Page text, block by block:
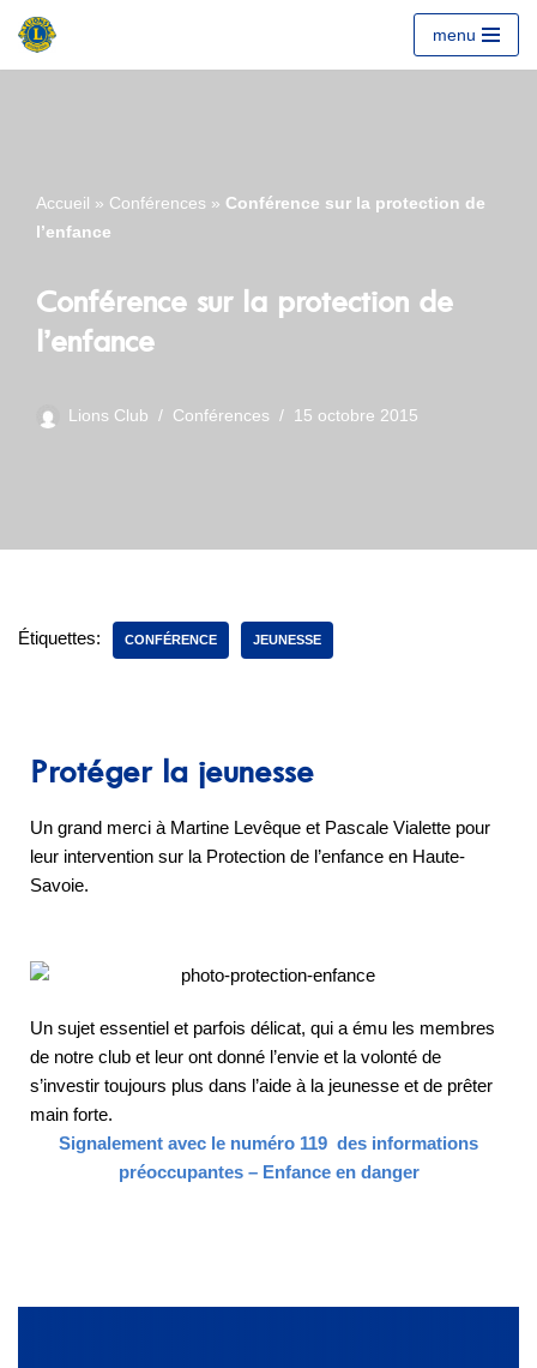
menu
Accueil » Conférences » Conférence sur la protection de
l’enfance
Conférence sur la protection de
l’enfance
Lions Club Conférences 15 octobre 2015
Étiquettes: CONFÉRENCE JEUNESSE
Protéger la jeunesse
Un grand merci à Martine Levêque et Pascale Vialette pour
leur intervention sur la Protection de l’enfance en Haute-
Savoie.
Un sujet essentiel et parfois délicat, qui a ému les membres
de notre club et leur ont donné l’envie et la volonté de
s’investir toujours plus dans l’aide à la jeunesse et de prêter
main forte.
Signalement avec le numéro 119 des informations
préoccupantes – Enfance en danger